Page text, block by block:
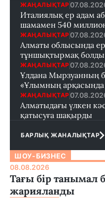
ЖАҢАЛЫҚТАР
Италиялық ер адам
шамамен 540
ЖАҢАЛЫҚТАР
Алматы облысында
тұншықтырмақ болды
ЖАҢАЛЫҚТАР
Ұлдана Мырзуанның
«Ұлымның арқасында
ЖАҢАЛЫҚТАР
Алматыдағы үлкен
қатысуға шақырды
БАРЛЫҚ ЖАНАЛЫҚТАР
ШОУ-БИЗНЕС
08.08.2026
Тағы бір танымал
жарияланды